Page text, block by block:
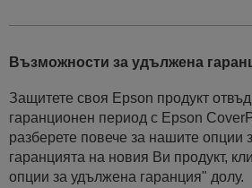
Възможности за удължена
Защитете своя Epson продукт
гаранционен период с Epson
разберете повече за нашите опции
гаранцията на новия Ви продукт,
опции за удължена гаранция" долу.